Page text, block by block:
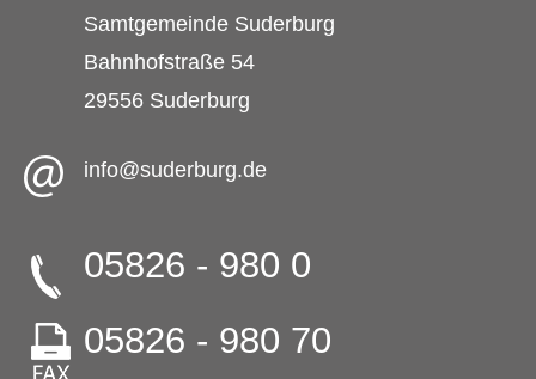
Samtgemeinde Suderburg
Bahnhofstraße 54
29556 Suderburg
info@suderburg.de
05826 - 980 0
05826 - 980 70